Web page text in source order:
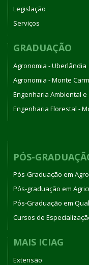
Legislação
Serviços
GRADUAÇÃO
Agronomia - Uberlândia
Agronomia - Monte
Engenharia Ambiental
Engenharia Florestal -
PÓS-
Pós-Graduação em
Pós-graduação em
Pós-Graduação em
Cursos de
MAIS ICIAG
Extensão